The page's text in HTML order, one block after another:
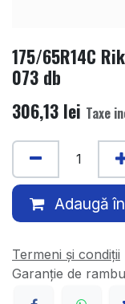
175/65R14C
073 db
306,13 lei Taxe
Adaugă
Termeni și condiții
Garanție de